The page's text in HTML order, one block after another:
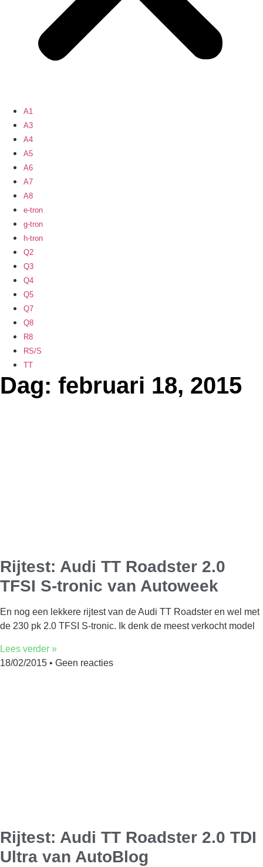
A1
A3
A4
A5
A6
A7
A8
e-tron
g-tron
h-tron
Q2
Q3
Q4
Q5
Q7
Q8
R8
RS/S
TT
Dag: februari 18, 2015
Rijtest: Audi TT Roadster 2.0
TFSI S-tronic van Autoweek
En nog een lekkere rijtest van de Audi TT Roadster en wel met
de 230 pk 2.0 TFSI S-tronic. Ik denk de meest verkocht model
Lees verder »
18/02/2015
Geen reacties
Rijtest: Audi TT Roadster 2.0 TDI
Ultra van AutoBlog